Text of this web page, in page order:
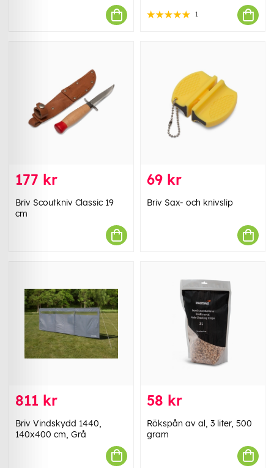
1
177 kr
Briv Scoutkniv Classic 19
cm
69 kr
Briv Sax- och knivslip
811 kr
Briv Vindskydd 1440,
140x400 cm, Grå
58 kr
Rökspån av al, 3 liter, 500
gram